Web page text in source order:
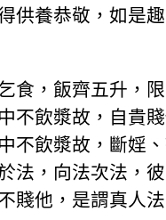
供養恭敬，如是
食，飯齊五升，
不飲漿故，自貴
不飲漿故，斷婬
法，向法次法，
賤他，是謂真人